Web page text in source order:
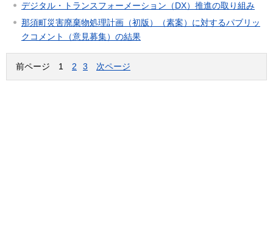
デジタル・トランスフォーメーション（DX）推進の取り組み
那須町災害廃棄物処理計画（初版）（素案）に対するパブリッ
クコメント（意見募集）の結果
前ページ 1 2 3 次ページ